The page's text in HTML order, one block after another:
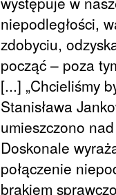
niepodległości,
zdobyciu,
począć – poza
[...] „Chcieliśmy
Stanisława
umieszczono
Doskonale
połączenie
brakiem